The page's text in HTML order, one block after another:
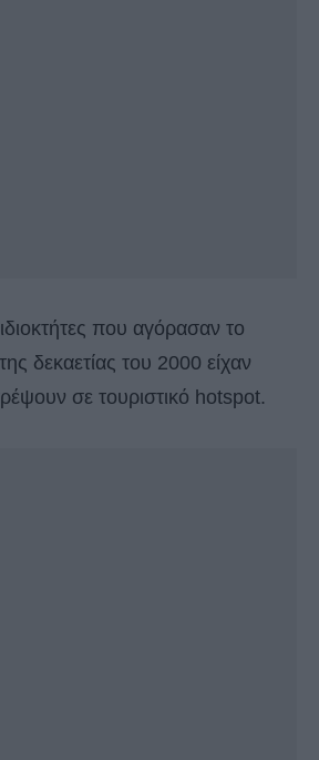
που αγόρασαν το
δεκαετίας του 2000 είχαν
σε τουριστικό hotspot.